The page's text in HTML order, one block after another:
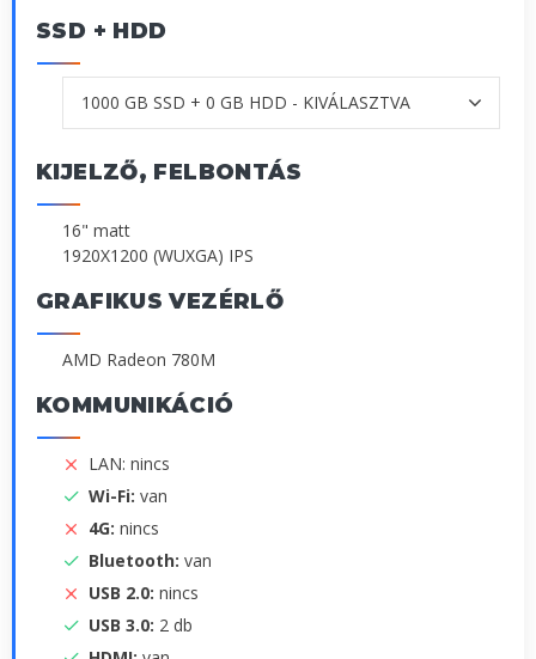
SSD + HDD
KIJELZŐ, FELBONTÁS
16" matt
1920X1200 (WUXGA) IPS
GRAFIKUS VEZÉRLŐ
AMD Radeon 780M
KOMMUNIKÁCIÓ
LAN: nincs
Wi-Fi: van
4G: nincs
Bluetooth: van
USB 2.0: nincs
USB 3.0: 2 db